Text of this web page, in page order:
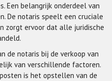
Een belangrijk onderdeel van
De notaris speelt een cruciale
zorgt ervoor dat alle juridische
de notaris bij de verkoop van
van verschillende factoren.
is het opstellen van de